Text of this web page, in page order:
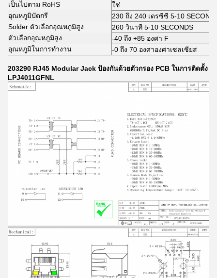
เป็นไปตาม RoHS
ใช่
อุณหภูมิบัดกรี
230 ถึง 240 เดรซีซี 5-10
Solder ตัวเลือกอุณหภูมิสูง
260 วินาที 5-10 SECONDS
ตัวเลือกอุณหภูมิสูง
-40 ถึง +85 องศา F
อุณหภูมิในการทำงาน
-0 ถึง 70 องศาองศาเซลเซียส
203290 RJ45 Modular Jack ป้องกันด้วยตัวกรอง PCB ในการติดตั้ง
LPJ4011GFNL